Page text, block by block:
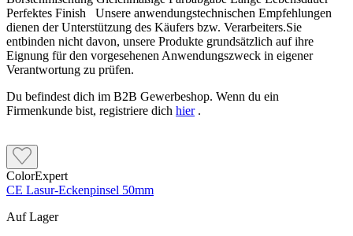
Perfektes Finish Unsere anwendungstechnischen Empfehlungen
dienen der Unterstützung des Käufers bzw. Verarbeiters.Sie
entbinden nicht davon, unsere Produkte grundsätzlich auf ihre
Eignung für den vorgesehenen Anwendungszweck in eigener
Verantwortung zu prüfen.
Du befindest dich im B2B Gewerbeshop. Wenn du ein
Firmenkunde bist, registriere dich hier.
ColorExpert
CE Lasur-Eckenpinsel 50mm
Auf Lager